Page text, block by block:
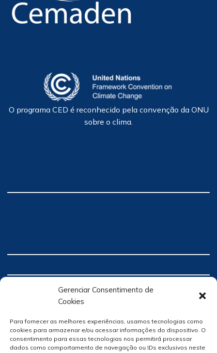
Gerenciar Consentimento de
Cookies
Para fornecer as melhores experiências, usamos tecnologias como
cookies para armazenar e/ou acessar informações do dispositivo. O
consentimento para essas tecnologias nos permitirá processar
dados como comportamento de navegação ou IDs exclusivos neste
O programa CED é reconhecido pela convenção da ONU
sobre o clima.